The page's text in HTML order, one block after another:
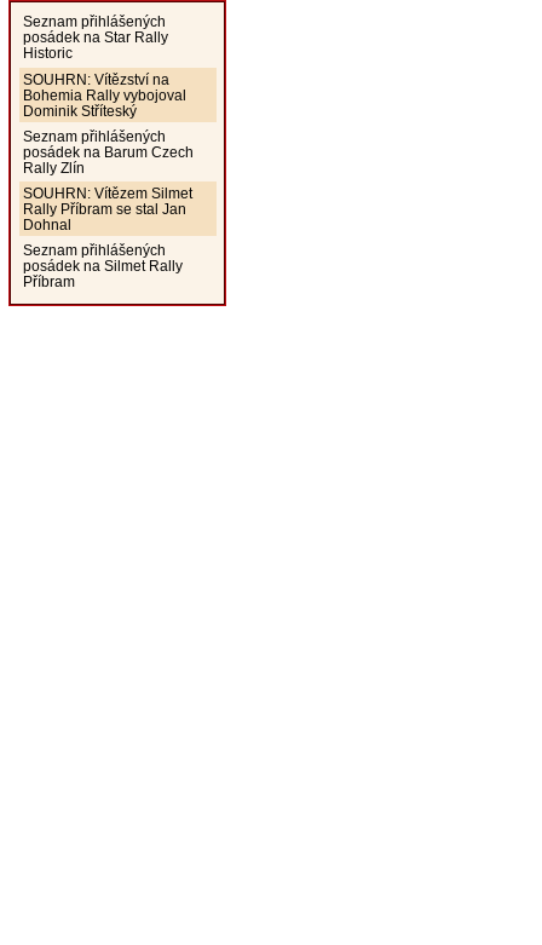
Seznam přihlášených
posádek na Star Rally
Historic
SOUHRN: Vítězství na
Bohemia Rally vybojoval
Dominik Stříteský
Seznam přihlášených
posádek na Barum Czech
Rally Zlín
SOUHRN: Vítězem Silmet
Rally Příbram se stal Jan
Dohnal
Seznam přihlášených
posádek na Silmet Rally
Příbram